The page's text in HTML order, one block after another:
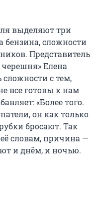
выделяют три
бензина, сложности
Представитель
Елена
сложности с тем,
все готовы к нам
«Более того.
он как только
бросают. Так
словам, причина —
и днём, и ночью.